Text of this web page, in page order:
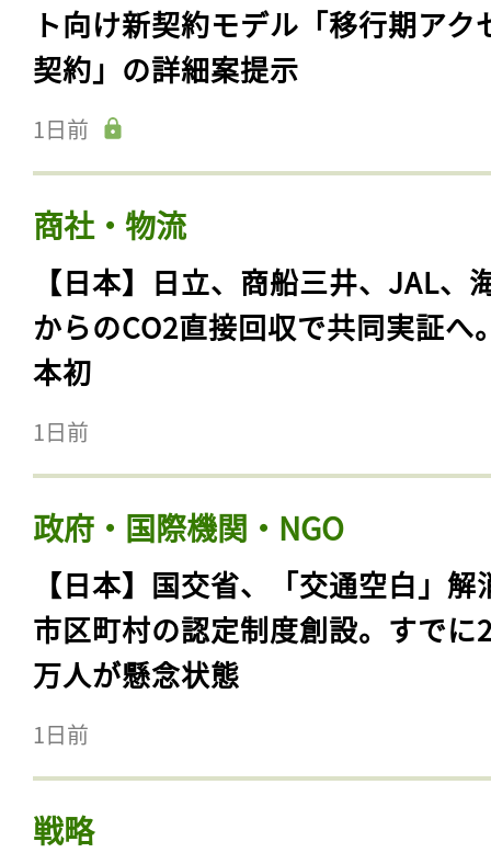
ト向け新契約モデル「移行期アク
契約」の詳細案提示
1日前
商社・物流
【日本】日立、商船三井、JAL、
からのCO2直接回収で共同実証へ
本初
1日前
政府・国際機関・NGO
【日本】国交省、「交通空白」解
市区町村の認定制度創設。すでに
万人が懸念状態
1日前
戦略